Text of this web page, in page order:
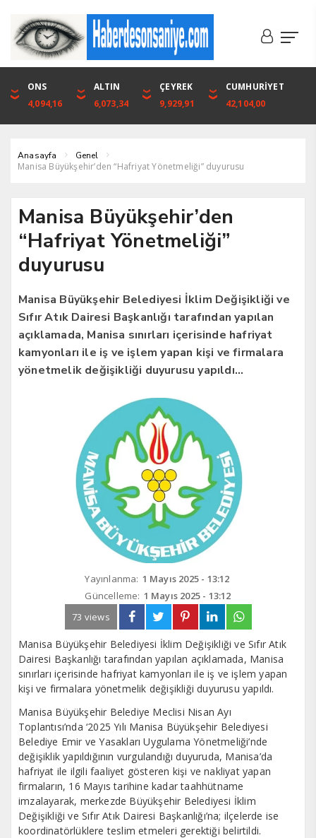
DOLAR
46,1316
EURO
53,3001
ALTIN
6,073,34
BIST
1.720,92
ONS
4,094,16
ALTIN
6,073,34
ÇEYREK
9,929,91
CUMHURİYET
42,104,00
Anasayfa Genel
Manisa Büyükşehir’den “Hafriyat Yönetmeliği” duyurusu
Manisa Büyükşehir’den
“Hafriyat Yönetmeliği”
duyurusu
Manisa Büyükşehir Belediyesi İklim Değişikliği ve
Sıfır Atık Dairesi Başkanlığı tarafından yapılan
açıklamada, Manisa sınırları içerisinde hafriyat
kamyonları ile iş ve işlem yapan kişi ve firmalara
yönetmelik değişikliği duyurusu yapıldı…
Yayınlanma: 1 Mayıs 2025 - 13:12
Güncelleme: 1 Mayıs 2025 - 13:12
73 views
Manisa Büyükşehir Belediyesi İklim Değişikliği ve Sıfır Atık
Dairesi Başkanlığı tarafından yapılan açıklamada, Manisa
sınırları içerisinde hafriyat kamyonları ile iş ve işlem yapan
kişi ve firmalara yönetmelik değişikliği duyurusu yapıldı.
Manisa Büyükşehir Belediye Meclisi Nisan Ayı
Toplantısı’nda ‘2025 Yılı Manisa Büyükşehir Belediyesi
Belediye Emir ve Yasakları Uygulama Yönetmeliği’nde
değişiklik yapıldığının vurgulandığı duyuruda, Manisa’da
hafriyat ile ilgili faaliyet gösteren kişi ve nakliyat yapan
firmaların, 16 Mayıs tarihine kadar taahhütname
imzalayarak, merkezde Büyükşehir Belediyesi İklim
Değişikliği ve Sıfır Atık Dairesi Başkanlığı’na; ilçelerde ise
koordinatörlüklere teslim etmeleri gerektiği belirtildi.